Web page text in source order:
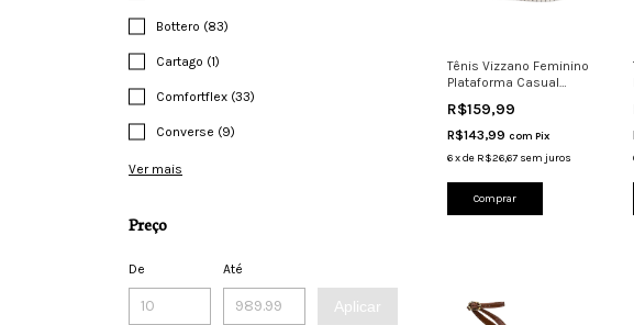
Bottero (83)
Cartago (1)
Comfortflex (33)
Converse (9)
Ver mais
Preço
De Até
Aplicar
Tênis Vizzano Feminino
Plataforma Casual
R$159,99
R$143,99 com Pix
6xde R$26,67 sem juros
Comprar